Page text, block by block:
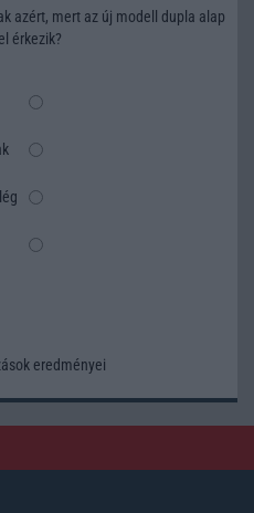
azért, mert az új modell dupla alap
érkezik?
eredményei